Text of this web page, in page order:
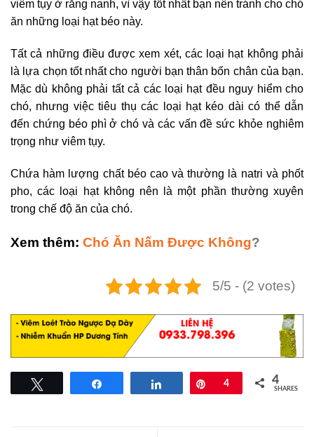
viêm tụy ở răng nanh, vì vậy tốt nhất bạn nên tránh cho chó
ăn những loại hạt béo này.
Tất cả những điều được xem xét, các loại hạt không phải
là lựa chọn tốt nhất cho người bạn thân bốn chân của bạn.
Mặc dù không phải tất cả các loại hạt đều nguy hiểm cho
chó, nhưng việc tiêu thụ các loại hạt kéo dài có thể dẫn
đến chứng béo phì ở chó và các vấn đề sức khỏe nghiêm
trọng như viêm tụy.
Chứa hàm lượng chất béo cao và thường là natri và phốt
pho, các loại hạt không nên là một phần thường xuyên
trong chế độ ăn của chó.
Xem thêm: Chó Ăn Nấm Được Không?
5/5 - (2 votes)
Pin
4 4
SHARES